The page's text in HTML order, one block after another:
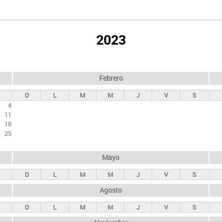
2023
4
11
18
25
Febrero
D L M M J V S
Mayo
D L M M J V S
Agosto
D L M M J V S